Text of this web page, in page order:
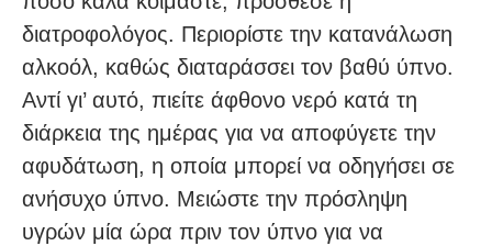
διατροφολόγος. Περιορίστε την κατανάλωση
αλκοόλ, καθώς διαταράσσει τον βαθύ ύπνο.
Αντί γι’ αυτό, πιείτε άφθονο νερό κατά τη
διάρκεια της ημέρας για να αποφύγετε την
αφυδάτωση, η οποία μπορεί να οδηγήσει σε
ανήσυχο ύπνο. Μειώστε την πρόσληψη
υγρών μία ώρα πριν τον ύπνο για να